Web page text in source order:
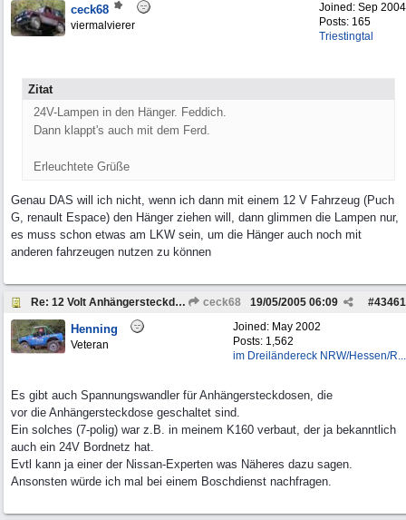
Joined: Sep 2004
Posts: 165
Triestingtal
ceck68
viermalvierer
Zitat
24V-Lampen in den Hänger. Feddich.
Dann klappt's auch mit dem Ferd.
Erleuchtete Grüße
Genau DAS will ich nicht, wenn ich dann mit einem 12 V Fahrzeug (Puch
G, renault Espace) den Hänger ziehen will, dann glimmen die Lampen nur,
es muss schon etwas am LKW sein, um die Hänger auch noch mit
anderen fahrzeugen nutzen zu können
Re: 12 Volt Anhängersteckdose bei 24 V Bordspannung ceck68 #43461
19/05/2005 06:09
Joined: May 2002
Posts: 1,562
im Dreiländereck NRW/Hessen/R...
Henning
Veteran
Es gibt auch Spannungswandler für Anhängersteckdosen, die
vor die Anhängersteckdose geschaltet sind.
Ein solches (7-polig) war z.B. in meinem K160 verbaut, der ja bekanntlich
auch ein 24V Bordnetz hat.
Evtl kann ja einer der Nissan-Experten was Näheres dazu sagen.
Ansonsten würde ich mal bei einem Boschdienst nachfragen.